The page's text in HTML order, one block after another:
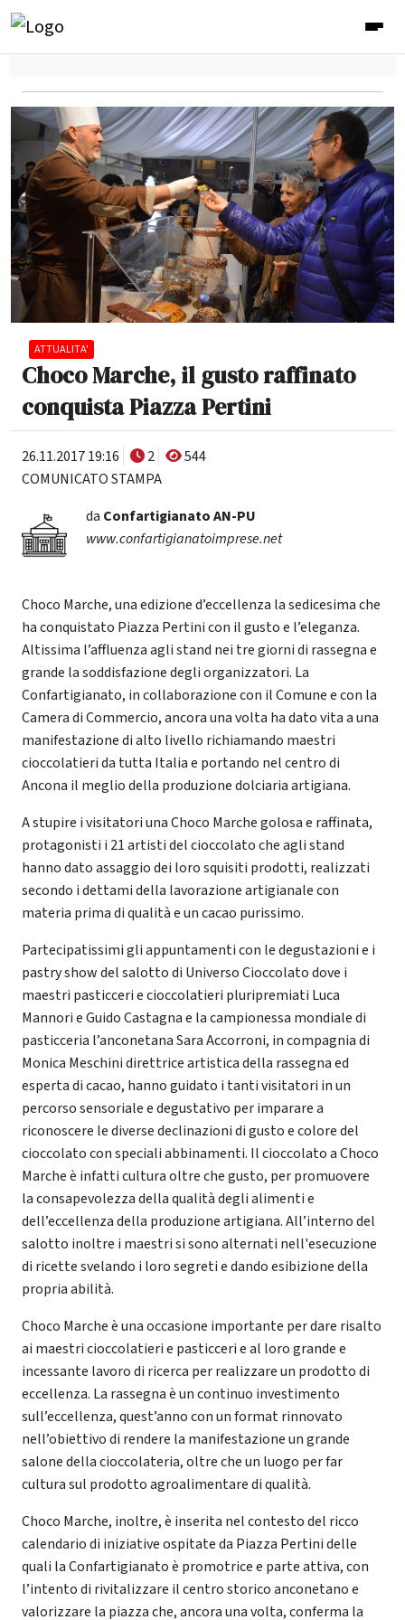
ATTUALITA'
Choco Marche, il gusto raffinato
conquista Piazza Pertini
26.11.2017 19:16 2
544
COMUNICATO STAMPA
da Confartigianato AN-PU
www.confartigianatoimprese.net
Choco Marche, una edizione d’eccellenza la sedicesima che
ha conquistato Piazza Pertini con il gusto e l’eleganza.
Altissima l’affluenza agli stand nei tre giorni di rassegna e
grande la soddisfazione degli organizzatori. La
Confartigianato, in collaborazione con il Comune e con la
Camera di Commercio, ancora una volta ha dato vita a una
manifestazione di alto livello richiamando maestri
cioccolatieri da tutta Italia e portando nel centro di
Ancona il meglio della produzione dolciaria artigiana.
A stupire i visitatori una Choco Marche golosa e raffinata,
protagonisti i 21 artisti del cioccolato che agli stand
hanno dato assaggio dei loro squisiti prodotti, realizzati
secondo i dettami della lavorazione artigianale con
materia prima di qualità e un cacao purissimo.
Partecipatissimi gli appuntamenti con le degustazioni e i
pastry show del salotto di Universo Cioccolato dove i
maestri pasticceri e cioccolatieri pluripremiati Luca
Mannori e Guido Castagna e la campionessa mondiale di
pasticceria l’anconetana Sara Accorroni, in compagnia di
Monica Meschini direttrice artistica della rassegna ed
esperta di cacao, hanno guidato i tanti visitatori in un
percorso sensoriale e degustativo per imparare a
riconoscere le diverse declinazioni di gusto e colore del
cioccolato con speciali abbinamenti. Il cioccolato a Choco
Marche è infatti cultura oltre che gusto, per promuovere
la consapevolezza della qualità degli alimenti e
dell’eccellenza della produzione artigiana. All’interno del
salotto inoltre i maestri si sono alternati nell'esecuzione
di ricette svelando i loro segreti e dando esibizione della
propria abilità.
Choco Marche è una occasione importante per dare risalto
ai maestri cioccolatieri e pasticceri e al loro grande e
incessante lavoro di ricerca per realizzare un prodotto di
eccellenza. La rassegna è un continuo investimento
sull’eccellenza, quest’anno con un format rinnovato
nell’obiettivo di rendere la manifestazione un grande
salone della cioccolateria, oltre che un luogo per far
cultura sul prodotto agroalimentare di qualità.
Choco Marche, inoltre, è inserita nel contesto del ricco
calendario di iniziative ospitate da Piazza Pertini delle
quali la Confartigianato è promotrice e parte attiva, con
l’intento di rivitalizzare il centro storico anconetano e
valorizzare la piazza che, ancora una volta, conferma la